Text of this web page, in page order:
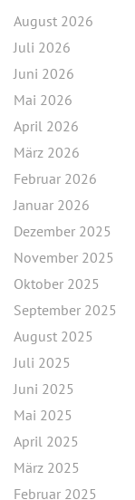
August 2026
Juli 2026
Juni 2026
Mai 2026
April 2026
März 2026
Februar 2026
Januar 2026
Dezember 2025
November 2025
Oktober 2025
September 2025
August 2025
Juli 2025
Juni 2025
Mai 2025
April 2025
März 2025
Februar 2025